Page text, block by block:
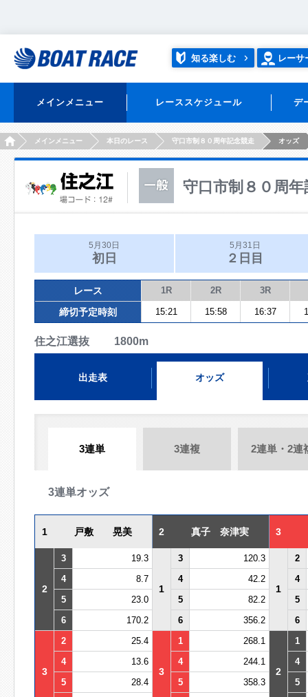
知る楽しむ レーサ
メインメニュー レーススケジュール デ
HOMEメインメニュー 本日のレース 守口市制８０周年記念競走 オッズ
守口市制８０周
5月30日
初日
5月31日
２日目
レース 1R 2R 3R
締切予定時刻 15:21 15:58 16:37
住之江選抜 1800m
出走表 オッズ
3連単 3連複 2連単・2連
3連単オッズ
1 戸敷 晃美 2 真子 奈津実 3
2
3 19.3
1
3 120.3
1
2
4
8.7 4 42.2
4
5
23.0 5 82.2
5
6
170.2 6 356.2 6
3
2 25.4
3
1 268.1
2
1
4
13.6 4 244.1
4
5
28.4 5 358.3
5